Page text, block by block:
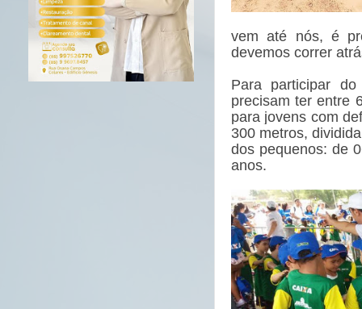
vem até nós, é
devemos correr
Para participar
precisam ter entre
para jovens com
300 metros,
dos pequenos: de
anos.